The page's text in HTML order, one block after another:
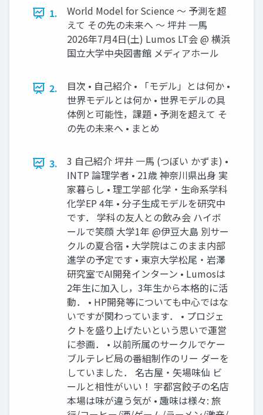
1.
World Model for Science 〜 予測を超
えて その先の未来へ 〜 坪井 一馬
2026年7月4日(土) Lumos LT会 @ 横浜
国立大学中央図書館 メディアホール
2.
目次 • 自己紹介 • 「モデル」とは何か •
世界モデルとは何か • 世界モデルの具
体例と可能性，課題 • 予測を超えて そ
の先の未来へ • まとめ
3.
3 自己紹介 坪井 一馬 (つぼい かずま) •
INTP 論理学者 • 21歳 神奈川県出身 実
家暮らし • 理工学部 化学・生命系学科
化学EP 4年 • 分子生成モデルを研究中
です． 学科の友人との飲み会 ハイボ
ールで笑顔 大学1年 @伊豆大島 別サー
クルの夏合宿 • 大学院はこのまま内部
進学の予定です • 東京大学松尾・岩澤
研究室でAI開発インターン • Lumosは
2年生に加入し，3年生から本格的に活
動． • HP開発等についても中心ではな
いですが関わっています． • プロジェ
クトを盛り上げたいという思いで運営
に参画． • 以前所属のサークルでケー
ブルテレビ局の番組制作のリー ダーを
していました． 名古屋・矢場味仙 ビ
ールと相性がいい！ 宇都宮餃子の名店
本場は味が違う気が • 趣味は様々: 旅